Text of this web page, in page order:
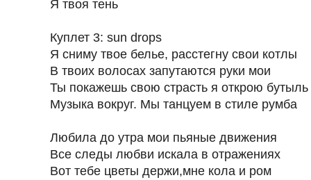
Я твоя тень
Куплет 3: sun drops
Я сниму твое белье, расстегну свои котлы
В твоих волосах запутаются руки мои
Ты покажешь свою страсть я открою
Музыка вокруг. Мы танцуем в стиле румба
Любила до утра мои пьяные движения
Все следы любви искала в отражениях
Вот тебе цветы держи,мне кола и ром